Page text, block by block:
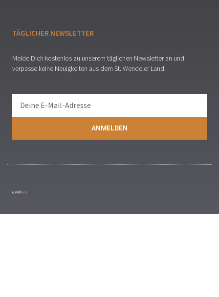
TÄGLICHER NEWSLETTER
Melde Dich kostenlos zu unserem täglichen Newsletter an und
verpasse keine Neuigkeiten aus dem St. Wendeler Land.
ANMELDEN